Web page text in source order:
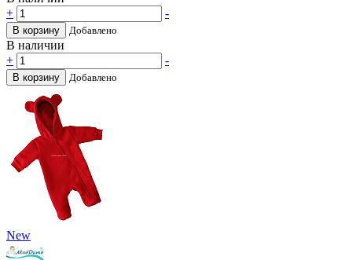
+
-
В корзину Добавлено
В наличии
+
-
В корзину Добавлено
New